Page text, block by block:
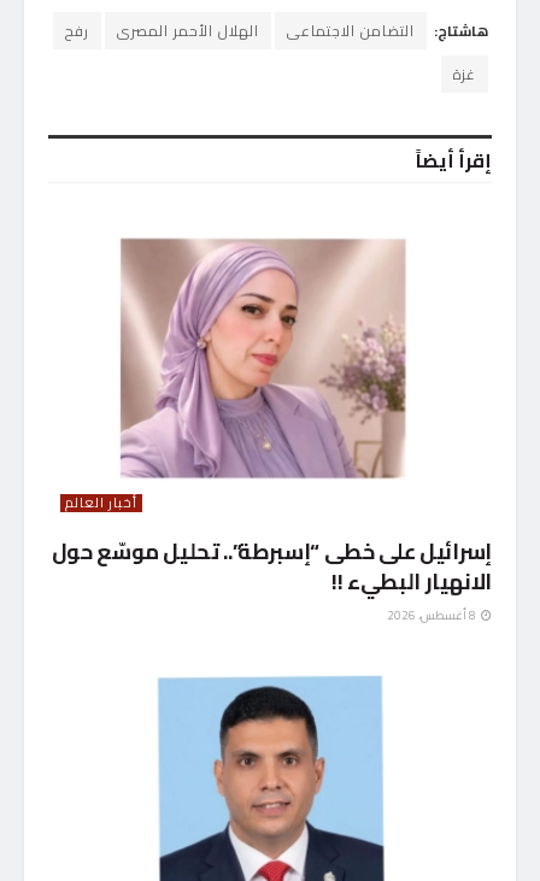
هاشتاج: التضامن الاجتماعى الهلال الأحمر المصرى
رفح
غزة
إقرأ أيضاً
أخبار العالم
إسرائيل على خطى “إسبرطة”.. تحليل موسّع حول
الانهيار البطيء !!